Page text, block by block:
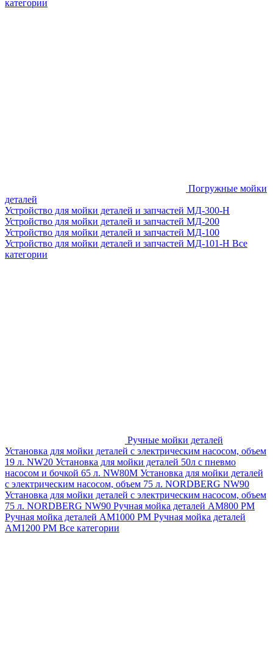
категории
Погружные мойки
деталей
Устройство для мойки деталей и запчастей МД-300-H
Устройство для мойки деталей и запчастей МД-200
Устройство для мойки деталей и запчастей МД-100
Устройство для мойки деталей и запчастей МД-101-Н Все
категории
Ручные мойки деталей
Установка для мойки деталей с электрическим насосом, объем
19 л. NW20 Установка для мойки деталей 50л с пневмо
насосом и бочкой 65 л. NW80M Установка для мойки деталей
с электрическим насосом, объем 75 л. NORDBERG NW90
Установка для мойки деталей с электрическим насосом, объем
75 л. NORDBERG NW90 Ручная мойка деталей АМ800 РМ
Ручная мойка деталей АМ1000 РМ Ручная мойка деталей
АМ1200 РМ Все категории